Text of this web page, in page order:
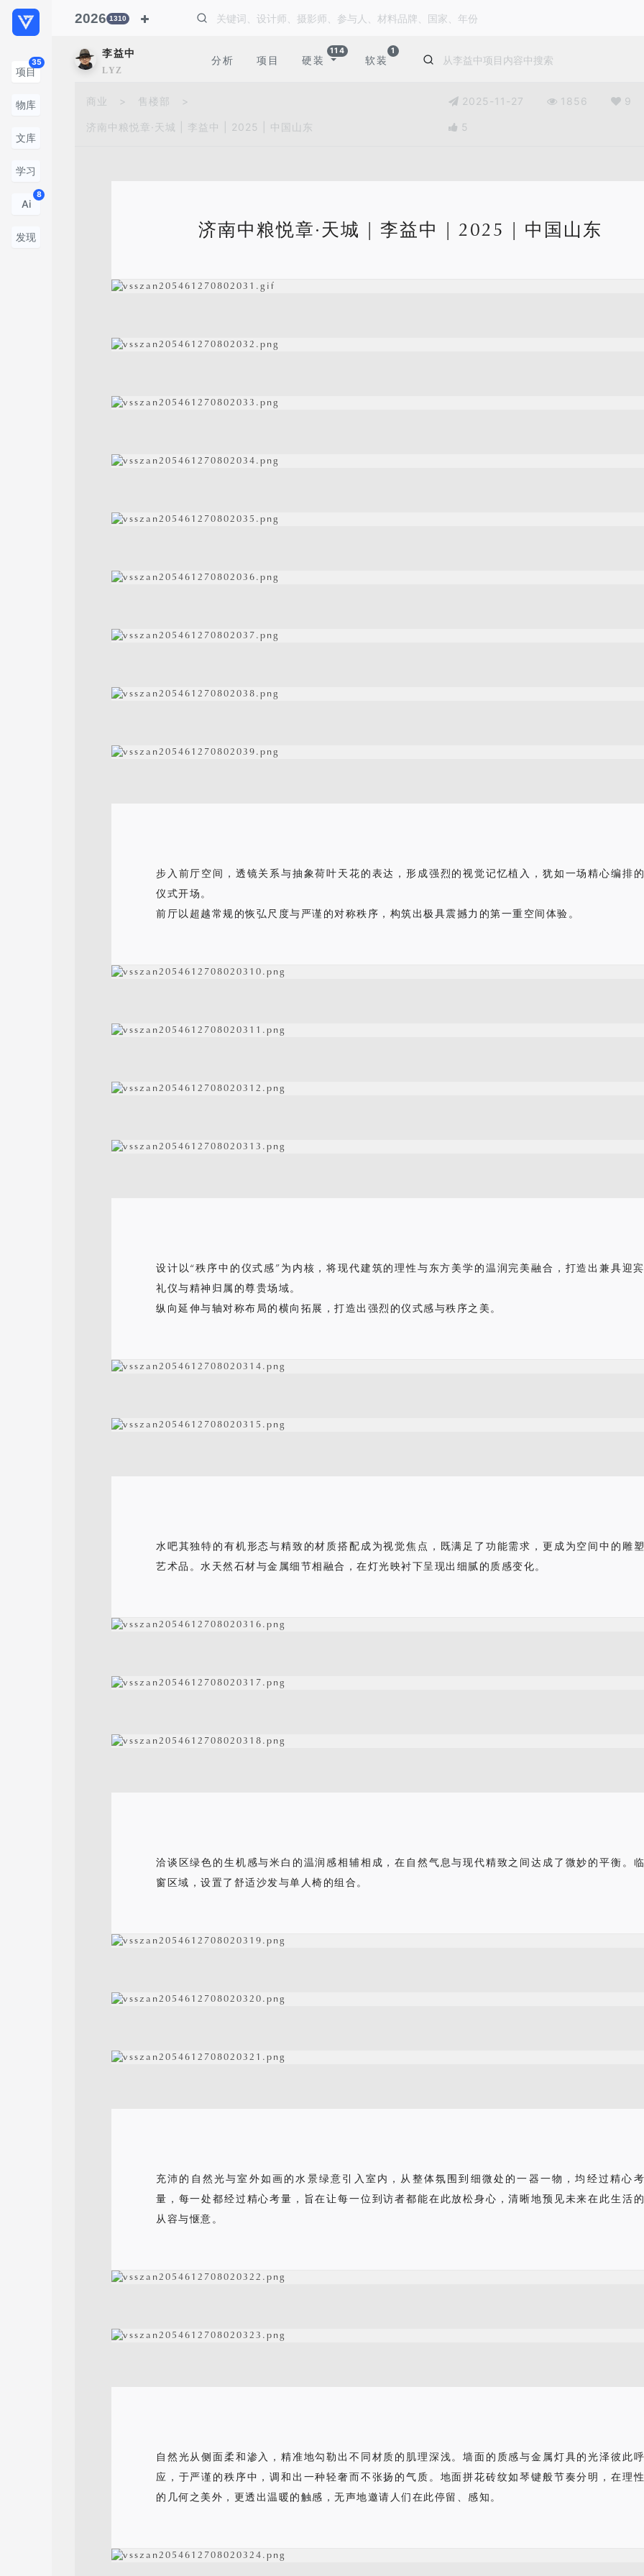
项目
35
物库
文库
学习
Ai
8
发现
2026 1310
李益中
LYZ
分析 项目 硬装
114
软装
1
商业 > 售楼部 >
济南中粮悦章·天城 | 李益中 | 2025 | 中国山东
2025-11-27 1856 9
5
济南中粮悦章·天城 | 李益中 | 2025 | 中国山东
步入前厅空间，透镜关系与抽象荷叶天花的表达，形成强烈的视觉记忆植入，犹如一场精心编排的
仪式开场。
前厅以超越常规的恢弘尺度与严谨的对称秩序，构筑出极具震撼力的第一重空间体验。
设计以“秩序中的仪式感”为内核，将现代建筑的理性与东方美学的温润完美融合，打造出兼具迎宾
礼仪与精神归属的尊贵场域。
纵向延伸与轴对称布局的横向拓展，打造出强烈的仪式感与秩序之美。
水吧其独特的有机形态与精致的材质搭配成为视觉焦点，既满足了功能需求，更成为空间中的雕塑
艺术品。水天然石材与金属细节相融合，在灯光映衬下呈现出细腻的质感变化。
洽谈区绿色的生机感与米白的温润感相辅相成，在自然气息与现代精致之间达成了微妙的平衡。临
窗区域，设置了舒适沙发与单人椅的组合。
充沛的自然光与室外如画的水景绿意引入室内，从整体氛围到细微处的一器一物，均经过精心考
量，每一处都经过精心考量，旨在让每一位到访者都能在此放松身心，清晰地预见未来在此生活的
从容与惬意。
自然光从侧面柔和渗入，精准地勾勒出不同材质的肌理深浅。墙面的质感与金属灯具的光泽彼此呼
应，于严谨的秩序中，调和出一种轻奢而不张扬的气质。地面拼花砖纹如琴键般节奏分明，在理性
的几何之美外，更透出温暖的触感，无声地邀请人们在此停留、感知。